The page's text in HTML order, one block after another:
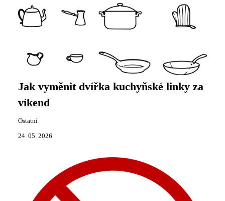
Jak vyměnit dvířka kuchyňské linky za
víkend
Ostatní
24. 05. 2026